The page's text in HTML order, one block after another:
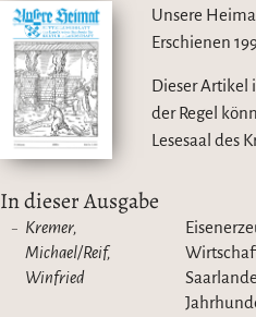
Unsere
Erschienen
Dieser Artikel
der Regel
Lesesaal des
In dieser Ausgabe
Kremer,
Michael/Reif,
Winfried